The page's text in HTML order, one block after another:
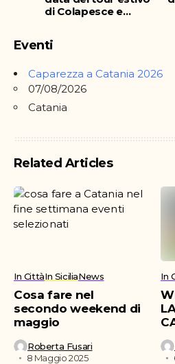
di Colapesce e
Eventi
Caparezza a Catania 2026
07/08/2026
Catania
Related Articles
In CittàIn SiciliaNews
Cosa fare nel
secondo weekend di
maggio
Roberta Fusari
8 Maggio 2025
In